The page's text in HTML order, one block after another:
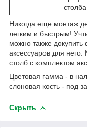
столба
Никогда еще монтаж
легким и быстрым!
можно также
аксессуаров для
столб с комплектом
Цветовая гамма - в
слоновая кость - под
Скрыть